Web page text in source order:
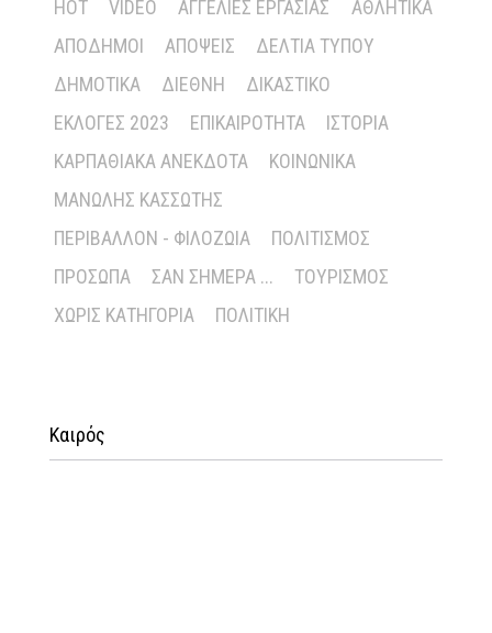
HOT
VIDEO ΑΓΓΕΛΊΕΣ ΕΡΓΑΣΊΑΣ
ΑΘΛΗΤΙΚΆ
ΑΠΌΔΗΜΟΙ
ΑΠΌΨΕΙΣ
ΔΕΛΤΊΑ ΤΎΠΟΥ
ΔΗΜΟΤΙΚΆ
ΔΙΕΘΝΉ
ΔΙΚΑΣΤΙΚΌ
ΕΚΛΟΓΈΣ 2023
ΕΠΙΚΑΙΡΌΤΗΤΑ
ΙΣΤΟΡΊΑ
ΚΑΡΠΑΘΙΑΚΆ ΑΝΈΚΔΟΤΑ
ΚΟΙΝΩΝΙΚΆ
ΜΑΝΏΛΗΣ ΚΑΣΣΏΤΗΣ
ΠΕΡΙΒΆΛΛΟΝ - ΦΙΛΟΖΩΊΑ
ΠΟΛΙΤΙΣΜΌΣ
ΠΡΌΣΩΠΑ
ΣΑΝ ΣΉΜΕΡΑ ...
ΤΟΥΡΙΣΜΌΣ
ΧΩΡΊΣ ΚΑΤΗΓΟΡΊΑ
ΠΟΛΙΤΙΚΉ
Καιρός